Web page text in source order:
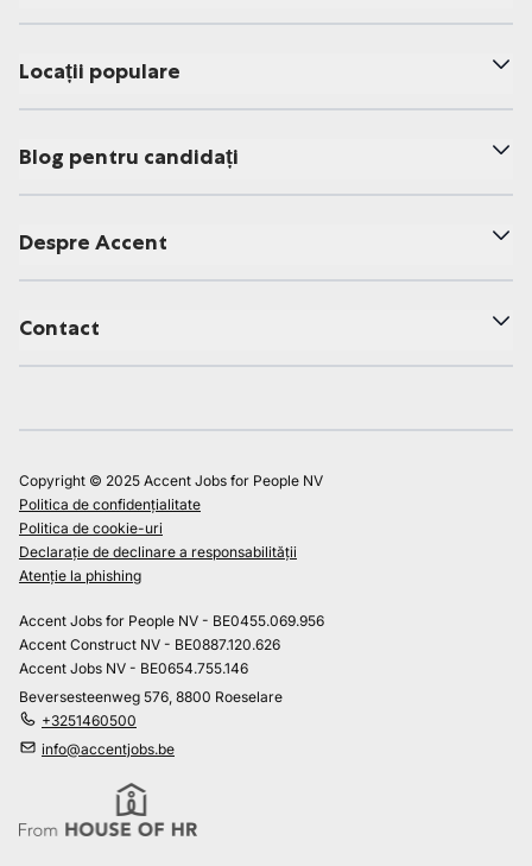
Locații populare
Blog pentru candidați
Despre Accent
Contact
Copyright © 2025 Accent Jobs for People NV
Politica de confidențialitate
Politica de cookie-uri
Declarație de declinare a responsabilității
Atenție la phishing
Accent Jobs for People NV - BE0455.069.956
Accent Construct NV - BE0887.120.626
Accent Jobs NV - BE0654.755.146
Beversesteenweg 576, 8800 Roeselare
+3251460500
info@accentjobs.be